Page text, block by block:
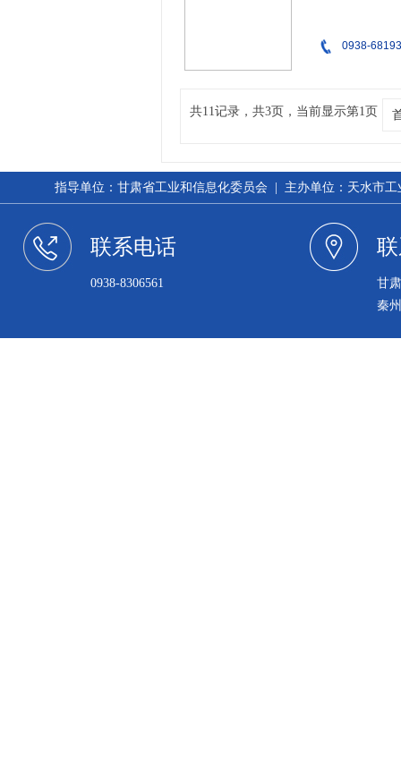
0938-
共11记录，共3页，当前显示第1页
指导单位：甘肃省工业和信息化委员会 | 主办单位：天水市
联系电话
0938-8306561
甘
秦